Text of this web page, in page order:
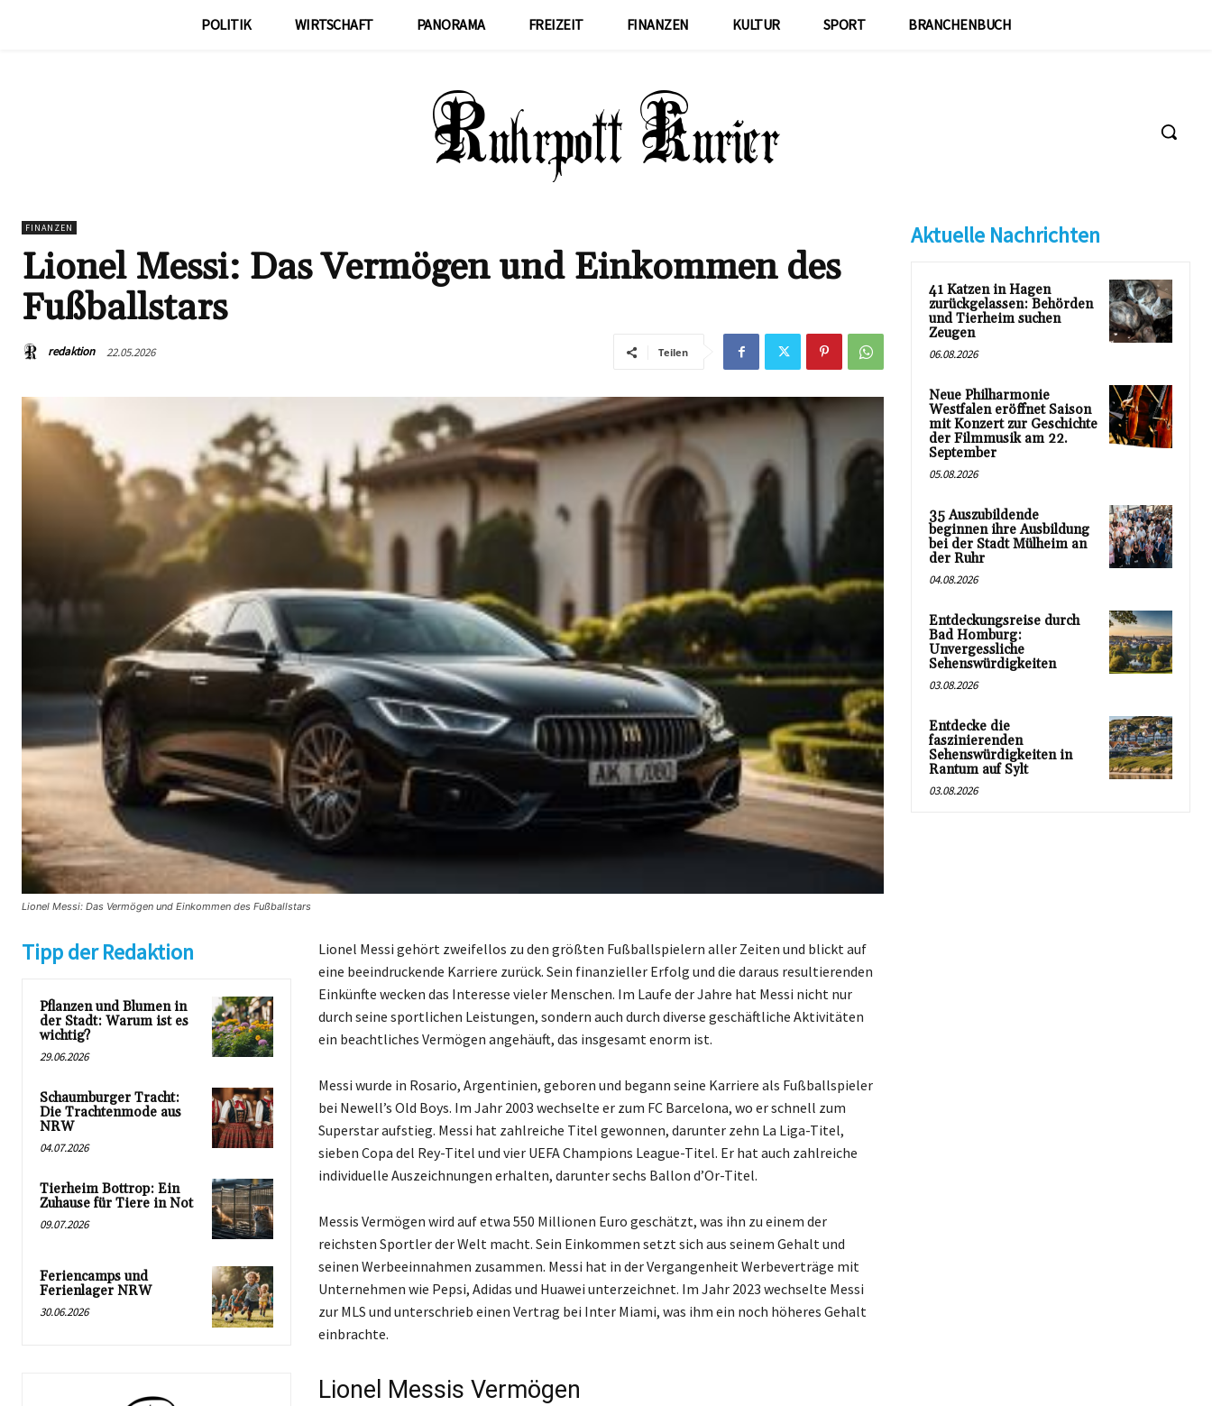
POLITIK WIRTSCHAFT PANORAMA FREIZEIT FINANZEN KULTUR SPORT BRANCHENBUCH
FINANZEN
Lionel Messi: Das Vermögen und Einkommen des
Fußballstars
redaktion 22.05.2026 Teilen
Lionel Messi: Das Vermögen und Einkommen des Fußballstars
Tipp der Redaktion
Pflanzen und Blumen in
der Stadt: Warum ist es
wichtig?
29.06.2026
Schaumburger Tracht:
Die Trachtenmode aus
NRW
04.07.2026
Tierheim Bottrop: Ein
Zuhause für Tiere in Not
09.07.2026
Feriencamps und
Ferienlager NRW
30.06.2026
Lionel Messi gehört zweifellos zu den größten Fußballspielern aller Zeiten und blickt auf
eine beeindruckende Karriere zurück. Sein finanzieller Erfolg und die daraus resultierenden
Einkünfte wecken das Interesse vieler Menschen. Im Laufe der Jahre hat Messi nicht nur
durch seine sportlichen Leistungen, sondern auch durch diverse geschäftliche Aktivitäten
ein beachtliches Vermögen angehäuft, das insgesamt enorm ist.
Messi wurde in Rosario, Argentinien, geboren und begann seine Karriere als Fußballspieler
bei Newell’s Old Boys. Im Jahr 2003 wechselte er zum FC Barcelona, wo er schnell zum
Superstar aufstieg. Messi hat zahlreiche Titel gewonnen, darunter zehn La Liga-Titel,
sieben Copa del Rey-Titel und vier UEFA Champions League-Titel. Er hat auch zahlreiche
individuelle Auszeichnungen erhalten, darunter sechs Ballon d’Or-Titel.
Messis Vermögen wird auf etwa 550 Millionen Euro geschätzt, was ihn zu einem der
reichsten Sportler der Welt macht. Sein Einkommen setzt sich aus seinem Gehalt und
seinen Werbeeinnahmen zusammen. Messi hat in der Vergangenheit Werbeverträge mit
Unternehmen wie Pepsi, Adidas und Huawei unterzeichnet. Im Jahr 2023 wechselte Messi
zur MLS und unterschrieb einen Vertrag bei Inter Miami, was ihm ein noch höheres Gehalt
einbrachte.
Lionel Messis Vermögen
Aktuelle Nachrichten
41 Katzen in Hagen
zurückgelassen: Behörden
und Tierheim suchen
Zeugen
06.08.2026
Neue Philharmonie
Westfalen eröffnet Saison
mit Konzert zur Geschichte
der Filmmusik am 22.
September
05.08.2026
35 Auszubildende
beginnen ihre Ausbildung
bei der Stadt Mülheim an
der Ruhr
04.08.2026
Entdeckungsreise durch
Bad Homburg:
Unvergessliche
Sehenswürdigkeiten
03.08.2026
Entdecke die
faszinierenden
Sehenswürdigkeiten in
Rantum auf Sylt
03.08.2026